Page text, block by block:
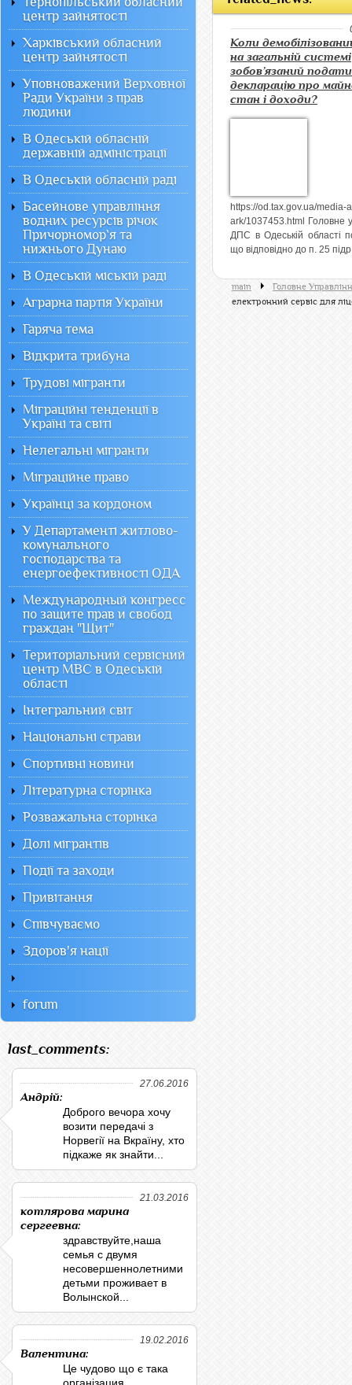
Коли
на загальній системі
зобов’язаний подати
декларацію про
стан і доходи?
https://od.tax.gov.ua/media-
ark/1037453.html Головне
ДПС в Одеській області
що відповідно до п. 25
main
Головне
електронний сервіс для
центр зайнятості
Харківський обласний
центр зайнятості
Уповноважений Верховної
Ради України з прав
людини
В Одеській обласній
державній адміністрації
В Одеській обласній раді
Басейнове управління
водних ресурсів річок
Причорномор`я та
нижнього Дунаю
В Одеській міській раді
Аграрна партія України
Гаряча тема
Відкрита трибуна
Трудові мігранти
Міграційні тенденції в
Україні та світі
Нелегальні мігранти
Міграційне право
Українці за кордоном
У Департаменті житлово-
комунального
господарства та
енергоефективності ОДА
Международный конгресс
по защите прав и свобод
граждан "Щит"
Територіальний сервісний
центр МВС в Одеській
області
Інтегральний світ
Національні страви
Спортивні новини
Літературна сторінка
Розважальна сторінка
Долі мігрантів
Події та заходи
Привітання
Співчуваємо
Здоров'я нації
forum
last_comments:
27.06.2016
Андрій:
Доброго вечора хочу
возити передачі з
Норвегії на Вкраїну, хто
підкаже як знайти...
21.03.2016
котлярова марина
сергеевна:
здравствуйте,наша
семья с двумя
несовершеннолетними
детьми проживает в
Волынской...
19.02.2016
Валентина:
Це чудово що є така